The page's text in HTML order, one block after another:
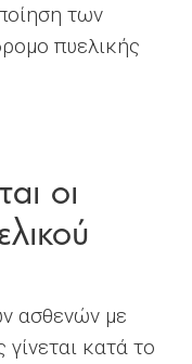
των
πυελικής
οι
ασθενών με
κατά το